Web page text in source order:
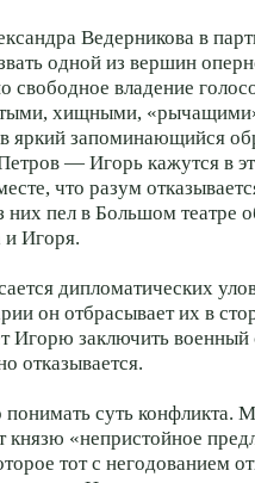
Ведерникова в
одной из вершин
свободное владение
хищными,
яркий запоминающийся
— Игорь кажутся в
что разум
них пел в Большом театре
и Игоря.
дипломатических
он отбрасывает их в
Игорю заключить
отказывается.
понимать суть конфликта.
князю «непристойное
тот с негодованием